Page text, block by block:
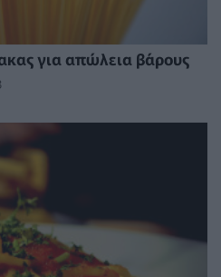
για απώλεια βάρους